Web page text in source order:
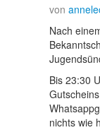
von
Nach
Bis 23:30
nichts wie